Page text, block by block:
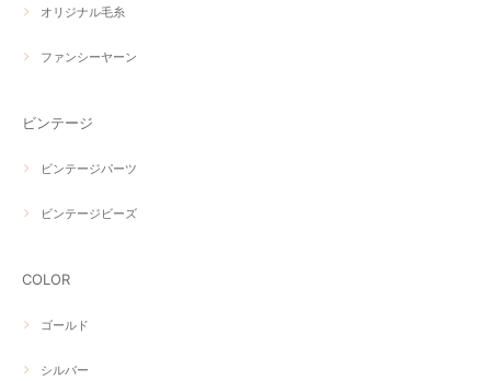
オリジナル毛糸
ファンシーヤーン
ビンテージ
ビンテージパーツ
ビンテージビーズ
COLOR
ゴールド
シルバー